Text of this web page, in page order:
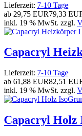
Lieferzeit: 7-10 Tage
ab 29,75 EUR79,33
inkl. 19 % MwSt. zzgl.
Capacryl
Lieferzeit: 7-10 Tage
ab 61,88 EUR82,51
inkl. 19 % MwSt. zzgl.
Capacryl Holz